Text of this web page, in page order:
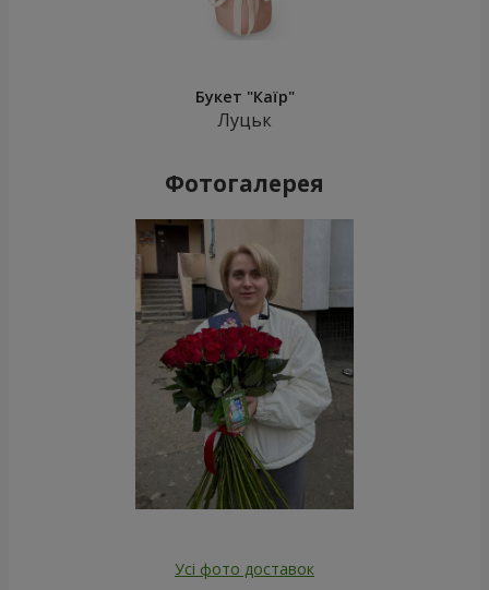
Букет "Каїр"
Луцьк
Фотогалерея
Усі фото доставок